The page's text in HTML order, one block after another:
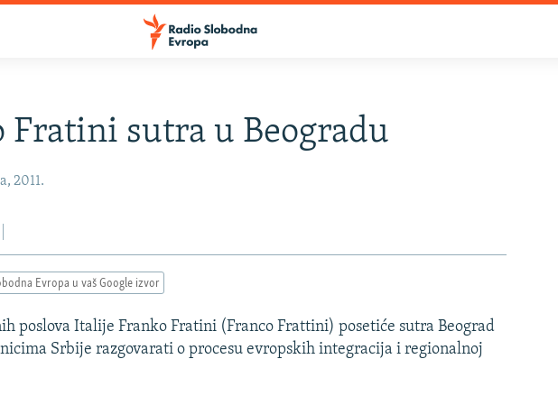
Fratini sutra u Beogradu
2011.
Evropa u vaš Google izvor
poslova Italije Franko Fratini (Franco Frattini) posetiće sutra Beograd
Srbije razgovarati o procesu evropskih integracija i regionalnoj